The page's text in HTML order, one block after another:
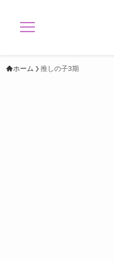
ホーム 推しの子3期